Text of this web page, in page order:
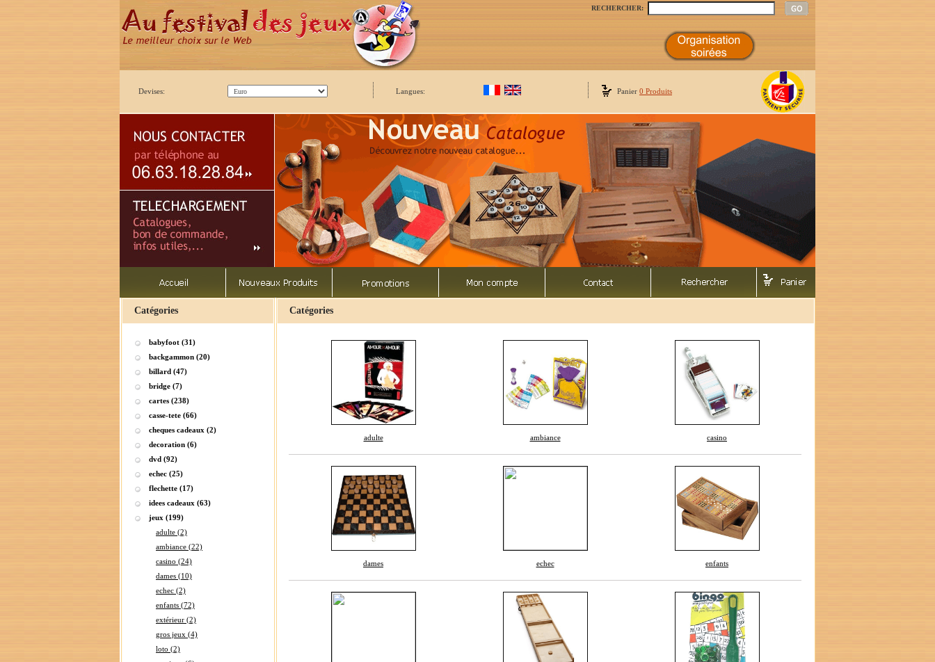
RECHERCHER:
Devises: Langues: Panier 0 Produits
Catégories
babyfoot (31)
backgammon (20)
billard (47)
bridge (7)
cartes (238)
casse-tete (66)
cheques cadeaux (2)
decoration (6)
dvd (92)
echec (25)
flechette (17)
idees cadeaux (63)
jeux (199)
adulte (2)
ambiance (22)
casino (24)
dames (10)
echec (2)
enfants (72)
extérieur (2)
gros jeux (4)
loto (2)
Catégories
adulte ambiance casino
dames echec enfants